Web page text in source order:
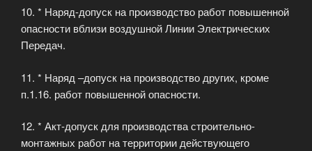
10. * Наряд-допуск на производство работ повышенной
опасности вблизи воздушной Линии Электрических
Передач.
11. * Наряд –допуск на производство других, кроме
п.1.16. работ повышенной опасности.
12. * Акт-допуск для производства строительно-
монтажных работ на территории действующего